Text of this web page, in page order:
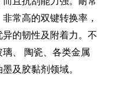
常高的双键转换率，
的韧性及附着力。不
、 陶瓷、各类金属
及胶黏剂领域。